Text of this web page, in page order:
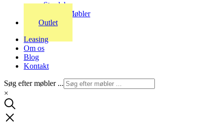
Stordal
Stouby Møbler
Outlet
Leasing
Om os
Blog
Kontakt
Søg efter møbler ...
×